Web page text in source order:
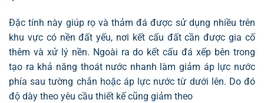
Đặc tính này giúp rọ và thảm đá được sử dụng nhiều trên
khu vực có nền đất yếu, nơi kết cấu đất cần được gia cố
thêm và xử lý nền. Ngoài ra do kết cấu đá xếp bên trong
tạo ra khả năng thoát nước nhanh làm giảm áp lực nước
phía sau tường chắn hoặc áp lực nước từ dưới lên. Do đó
độ dày theo yêu cầu thiết kế cũng giảm theo